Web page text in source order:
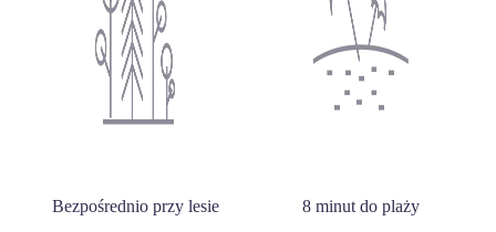
Bezpośrednio przy lesie 8 minut do plaży